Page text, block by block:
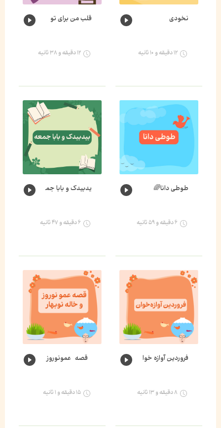
نخودی
۱۲ دقیقه و ۱۰ ثانیه
قلب من برای تو
۱۲ دقیقه و ۳۸ ثانیه
طوطی دانا🌈
۶ دقیقه و ۵۹ ثانیه
یدبیدک و بابا جمعه🐛🌈
۶ دقیقه و ۴۷ ثانیه
فروردین آوازه خوان🌸
۸ دقیقه و ۱۳ ثانیه
قصه عمونوروز و خاله نوبهار🌺
۱۵ دقیقه و ۱ ثانیه